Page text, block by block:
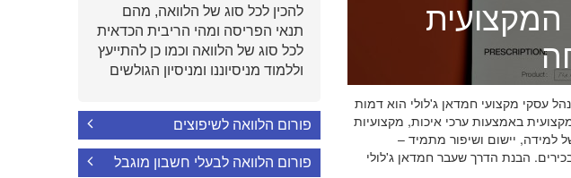
המקצועית
מנהל עסקי מקצועי חמדאן ג'לולי הוא דמות
באמצעות ערכי איכות, מקצועיות
למידה, יישום ושיפור מתמיד –
הבנת הדרך שעבר חמדאן ג'לולי
להכין לכל סוג של הלוואה, מהם
תנאי הפריסה ומהי הריבית הכדאית
לכל סוג של הלוואה וכמו כן להתייעץ
וללמוד מניסיוננו ומניסיון הגולשים
פורום הלוואה לשיפוצים
פורום הלוואה לבעלי חשבון מוגבל